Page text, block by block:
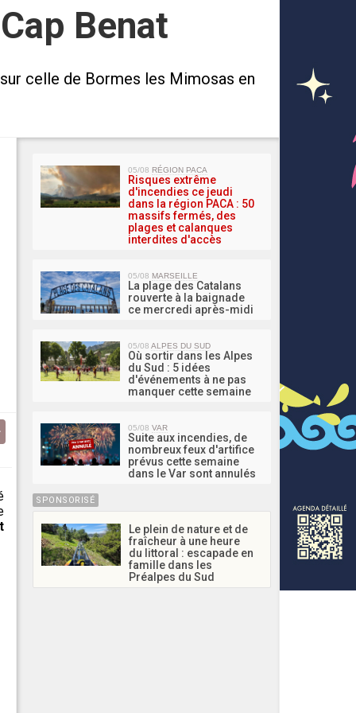
Benat
celle de Bormes les Mimosas en
05/08 RÉGION PACA
Risques extrême
d'incendies ce jeudi
dans la région PACA : 50
massifs fermés, des
plages et calanques
interdites d'accès
05/08 MARSEILLE
La plage des Catalans
rouverte à la baignade
ce mercredi après-midi
05/08 ALPES DU SUD
Où sortir dans les Alpes
du Sud : 5 idées
d'événements à ne pas
manquer cette semaine
05/08 VAR
Suite aux incendies, de
nombreux feux d'artifice
prévus cette semaine
dans le Var sont annulés
SPONSORISÉ
Le plein de nature et de
fraîcheur à une heure
du littoral : escapade en
famille dans les
Préalpes du Sud